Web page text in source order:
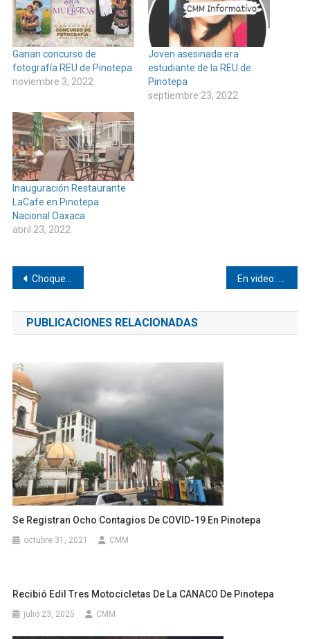
Ganan concurso de
fotografía REU de Pinotepa
noviembre 3, 2022
Joven asesinada era
estudiante de la REU de
Pinotepa
septiembre 23, 2022
Inauguración Restaurante
LaCafe en Pinotepa
Nacional Oaxaca
abril 23, 2022
Navegación
de
entradas
Choque dejó un lesionado en Huaxpaltepec En video: se confronta dirigente de MORENA en Ixcapa
PUBLICACIONES RELACIONADAS
Se Registran Ocho Contagios De COVID-19 En Pinotepa
octubre 31, 2021 CMM
Recibió Edil Tres Motocicletas De La CANACO De Pinotepa
julio 23, 2025 CMM